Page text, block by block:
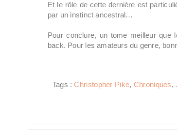
Et le rôle de cette dernière est
par un instinct ancestral…
Pour conclure, un tome meilleur que
back. Pour les amateurs du genre,
Tags :Christopher Pike, Chroniques,